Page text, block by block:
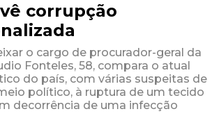
corrupção
o cargo de procurador-geral da
Fonteles, 58, compara o atual
do país, com várias suspeitas de
político, à ruptura de um tecido
decorrência de uma infecção